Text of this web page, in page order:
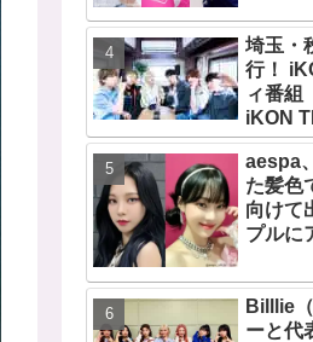
せられ
が公表
埼玉・
行！
ィ番組
iKON
めなら
らMnet
ト
aespa
た髪色
向けて
プルに
ターと
悶絶
Billlie
ーと代